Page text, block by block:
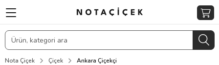
Nota Çiçek Çiçek Ankara Çiçekçi